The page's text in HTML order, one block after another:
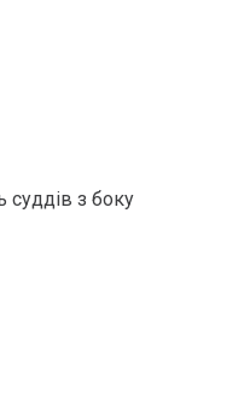
суддів з боку